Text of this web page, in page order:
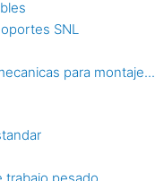
SNL
para montaje...